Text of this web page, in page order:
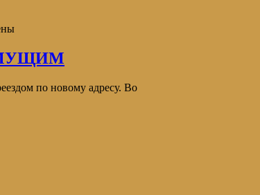
по новому адресу. Во